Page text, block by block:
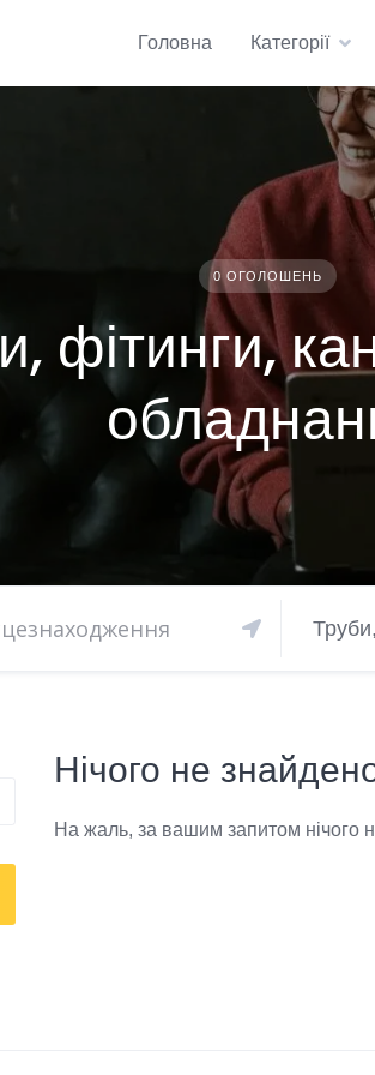
Головна Категорії
0 ОГОЛОШЕНЬ
фітинги,
Нічого не
На жаль, за вашим запитом нічого